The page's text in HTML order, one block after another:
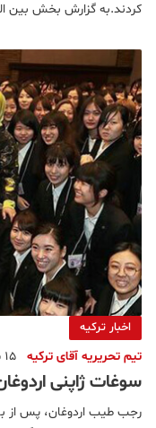
کردند.به گزارش بخش بین
نامیده می شود، تحت
اخبار ترکیه
تیم تحریریه آقای ترکیه 15 شهریور 1401
سوغات ژاپنی
تفکیک جنسیتی
رجب طیب اردوغان، پس از